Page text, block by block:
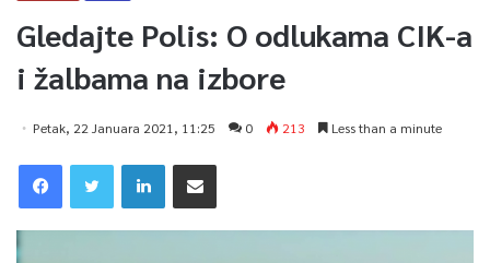
Gledajte Polis: O odlukama CIK-a
i žalbama na izbore
Petak, 22 Januara 2021, 11:25 0 213 Less than a minute